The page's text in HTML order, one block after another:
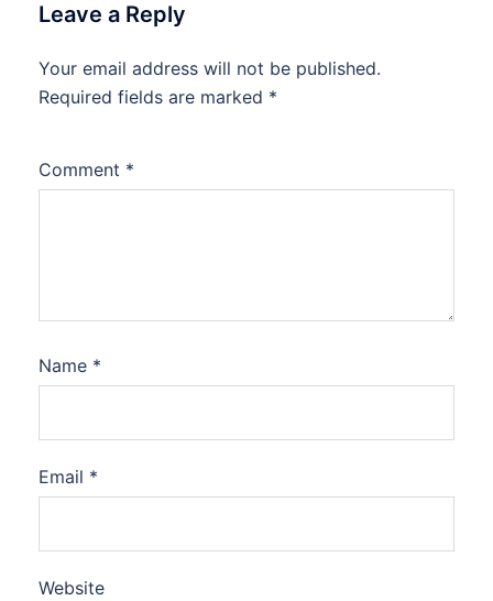
Leave a Reply
Your email address will not be published.
Required fields are marked *
Comment *
Name *
Email *
Website